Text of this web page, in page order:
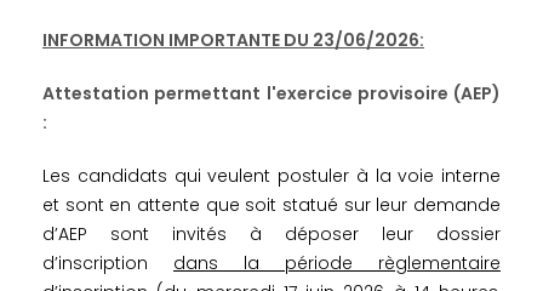
INFORMATION IMPORTANTE DU 23/06/2026:
Attestation permettant l'exercice provisoire (AEP)
:
Les candidats qui veulent postuler à la voie interne
et sont en attente que soit statué sur leur demande
d’AEP sont invités à déposer leur dossier
d’inscription dans la période règlementaire